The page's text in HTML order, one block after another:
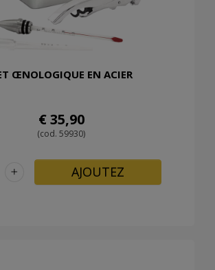
ŒNOLOGIQUE EN ACIER
€ 35,90
(cod. 59930)
+ AJOUTEZ